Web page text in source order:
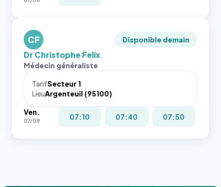
CF Disponible demain
Dr Christophe Felix
Médecin généraliste
TarifSecteur 1
LieuArgenteuil (95100)
Ven.
07/08 07:10 07:40 07:50